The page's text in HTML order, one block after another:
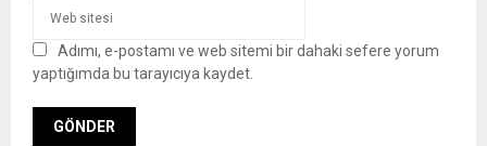
Adımı, e-postamı ve web sitemi bir dahaki sefere yorum
yaptığımda bu tarayıcıya kaydet.